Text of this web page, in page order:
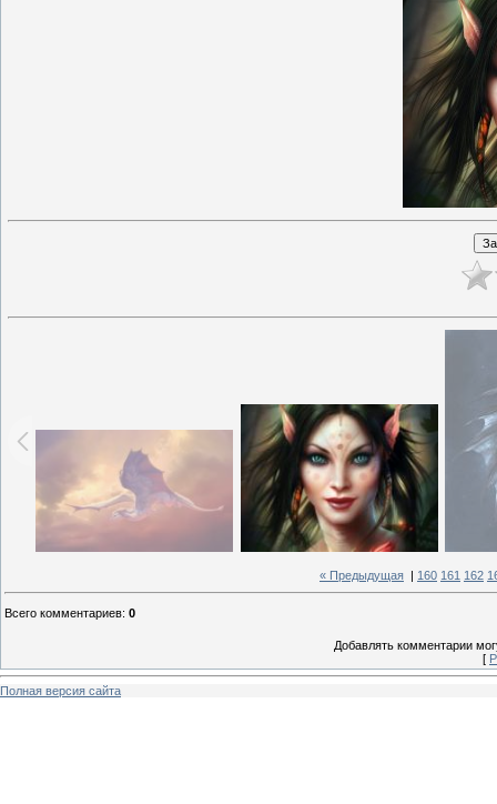
« Предыдущая 160 161 162
Всего комментариев: 0
Добавлять комментарии
[
Полная версия сайта